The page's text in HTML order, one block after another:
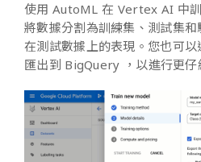
使用 AutoML 在 Vertex AI 中
將數據分割為訓練集、測試集
在測試數據上的表現。您也可
匯出到 BigQuery ，以進行更仔